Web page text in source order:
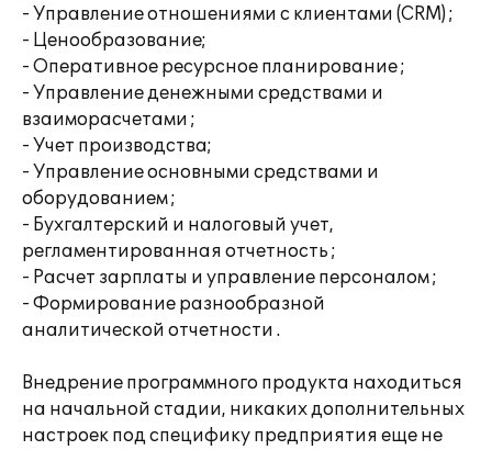
- Управление отношениями с клиентами (CRM) ;
- Ценообразование;
- Оперативное ресурсное планирование ;
- Управление денежными средствами и
взаиморасчетами ;
- Учет производства;
- Управление основными средствами и
оборудованием ;
- Бухгалтерский и налоговый учет,
регламентированная отчетность ;
- Расчет зарплаты и управление персоналом ;
- Формирование разнообразной
аналитической отчетности .
Внедрение программного продукта находиться
на начальной стадии, никаких дополнительных
настроек под специфику предприятия еще не